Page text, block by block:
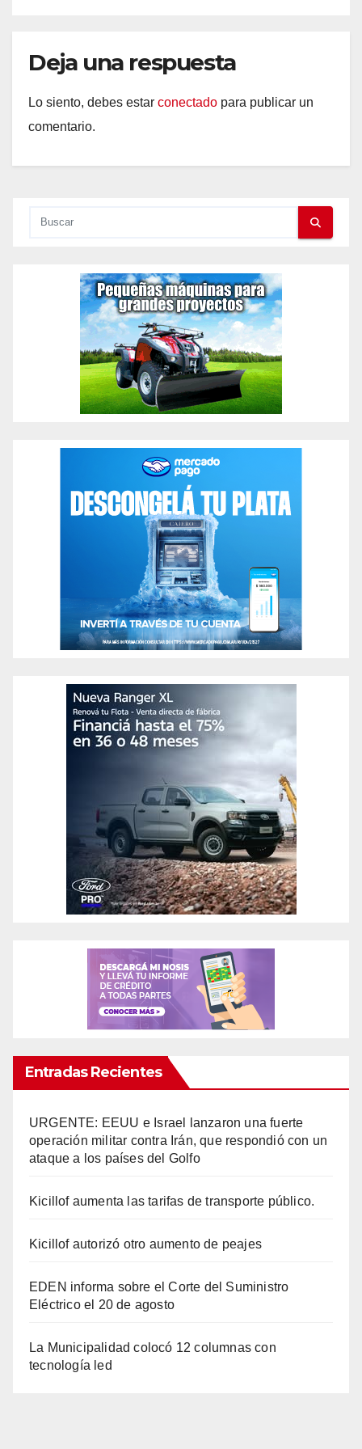
Deja una respuesta
Lo siento, debes estar conectado para publicar un
comentario.
Entradas Recientes
URGENTE: EEUU e Israel lanzaron una fuerte
operación militar contra Irán, que respondió con un
ataque a los países del Golfo
Kicillof aumenta las tarifas de transporte público.
Kicillof autorizó otro aumento de peajes
EDEN informa sobre el Corte del Suministro
Eléctrico el 20 de agosto
La Municipalidad colocó 12 columnas con
tecnología led